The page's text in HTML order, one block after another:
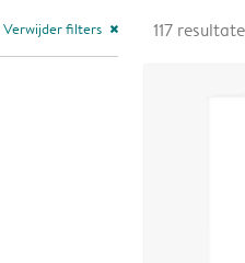
Verwijder filters close 117